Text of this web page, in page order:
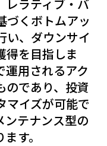
レラティブ・バ
づくボトムアッ
い、ダウンサイ
得を目指しま
運用されるアク
のであり、投資
マイズが可能で
ンテナンス型の
す。